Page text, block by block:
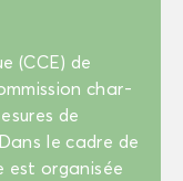
(CCE) de
char­
de
le cadre de
est or­ga­ni­sée